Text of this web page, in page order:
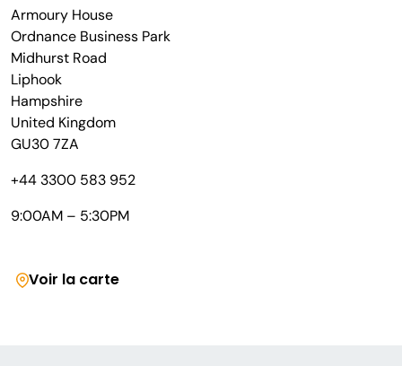
Armoury House
Ordnance Business Park
Midhurst Road
Liphook
Hampshire
United Kingdom
GU30 7ZA
+44 3300 583 952
9:00AM – 5:30PM
Voir la carte